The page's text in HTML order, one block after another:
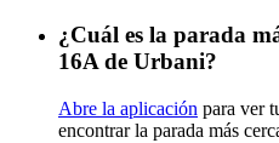
¿Cuál es la parada
16A de Urbani?
Abre la aplicación para ver
encontrar la parada más